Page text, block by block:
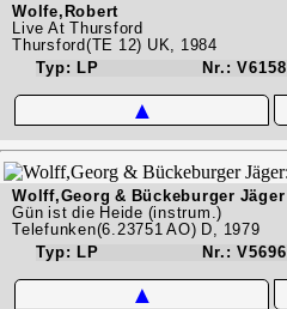
Wolfe,Robert
Live At Thursford
Thursford(TE 12) UK, 1984
Typ: LP
Nr.: V6158
▲
Wolff,Georg & Bückeburger Jäger
Gün ist die Heide (instrum.)
Telefunken(6.23751 AO) D, 1979
Typ: LP
Nr.: V5696
▲